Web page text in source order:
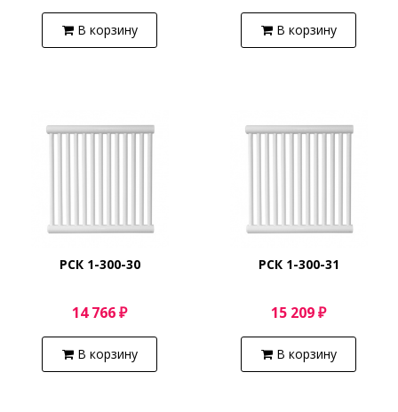
В корзину В корзину
РСК 1-300-30
14 766 ₽
В корзину
РСК 1-300-31
15 209 ₽
В корзину